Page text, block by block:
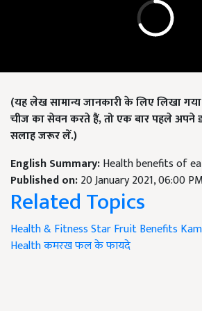
(यह लेख सामान्य जानकारी के लिए लिखा
चीज का सेवन करते हैं, तो एक बार पहले अपने
सलाह जरूर लें.)
English Summary:Health benefits of
Published on:20 January 2021, 06:00
Related Topics
Health & FitnessStar Fruit Benefits
Healthकमरख फल के फायदे